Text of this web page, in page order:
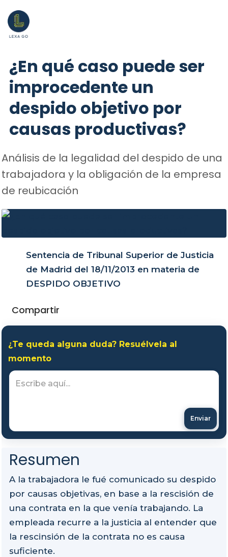
¿En qué caso puede ser
improcedente un
despido objetivo por
causas productivas?
Análisis de la legalidad del despido de una
trabajadora y la obligación de la empresa
de reubicación
Sentencia de Tribunal Superior de Justicia
de Madrid del 18/11/2013 en materia de
DESPIDO OBJETIVO
Compartir
¿Te queda alguna duda? Resuélvela al
momento
Enviar
Resumen
A la trabajadora le fué comunicado su despido
por causas objetivas, en base a la rescisión de
una contrata en la que venía trabajando. La
empleada recurre a la justicia al entender que
la rescinsión de la contrata no es causa
suficiente.